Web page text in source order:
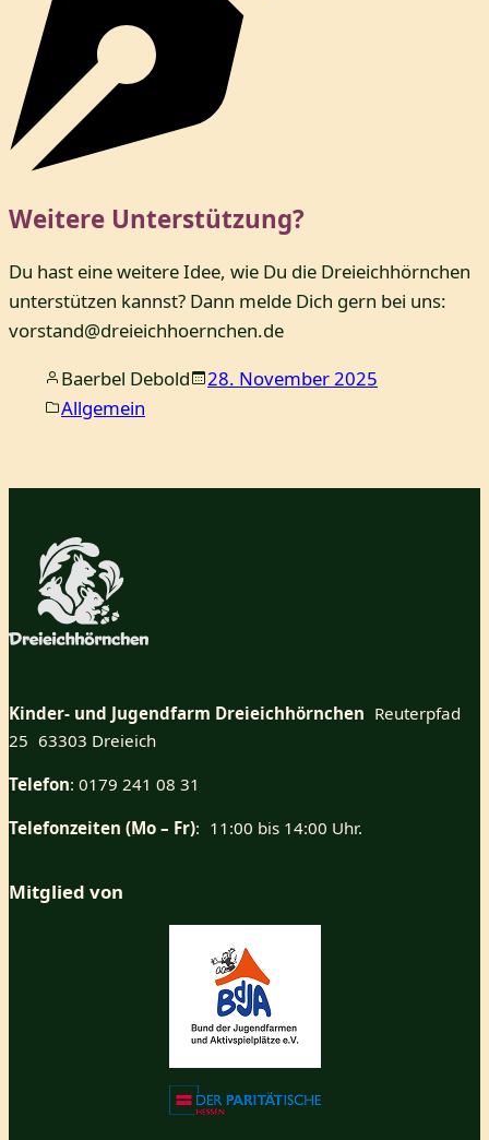
Weitere Unterstützung?
Du hast eine weitere Idee, wie Du die Dreieichhörnchen
unterstützen kannst? Dann melde Dich gern bei uns:
vorstand@dreieichhoernchen.de
Baerbel Debold
28. November 2025
Allgemein
Kinder- und Jugendfarm Dreieichhörnchen Reuterpfad
25 63303 Dreieich
Telefon: 0179 241 08 31
Telefonzeiten (Mo – Fr): 11:00 bis 14:00 Uhr.
Mitglied von